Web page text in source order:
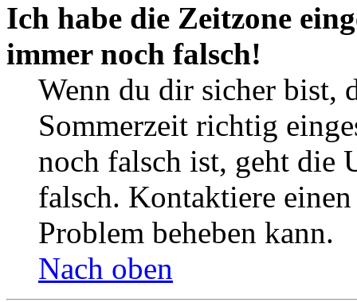
Ich habe die Zeitzone
immer noch falsch!
Wenn du dir sicher bist,
Sommerzeit richtig
noch falsch ist, geht die
falsch. Kontaktiere
Problem beheben kann.
Nach oben